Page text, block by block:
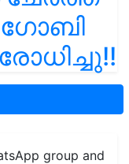
ഗോബി
group and